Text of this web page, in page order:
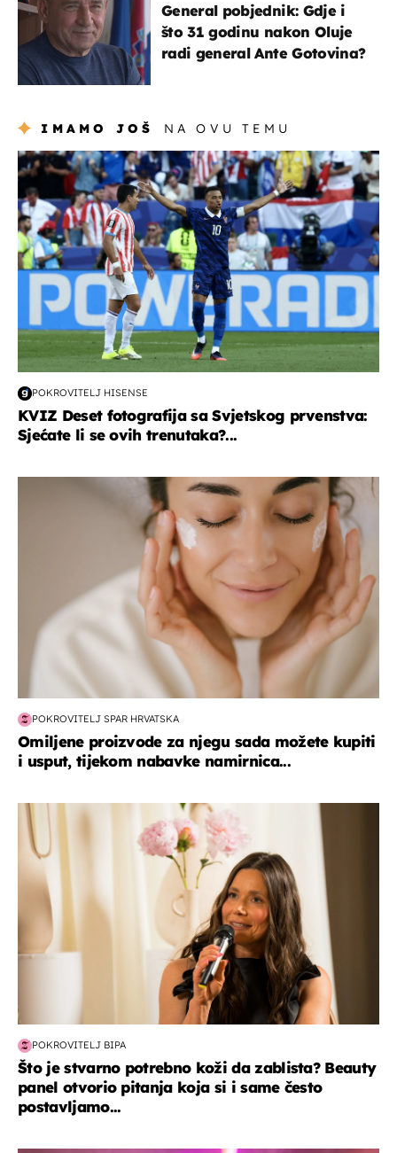
General pobjednik: Gdje i
što 31 godinu nakon Oluje
radi general Ante Gotovina?
IMAMO JOŠ NA OVU TEMU
svjetsko prvenstvo 2026
POKROVITELJ HISENSE
KVIZ Deset fotografija sa Svjetskog prvenstva:
Sjećate li se ovih trenutaka?...
moda & ljepota
POKROVITELJ SPAR HRVATSKA
Omiljene proizvode za njegu sada možete kupiti
i usput, tijekom nabavke namirnica...
moda & ljepota
POKROVITELJ BIPA
Što je stvarno potrebno koži da zablista? Beauty
panel otvorio pitanja koja si i same često
postavljamo...